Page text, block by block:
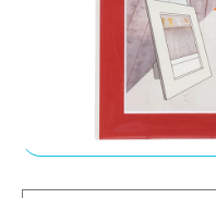
トは上部スリットから出し
でインテリアとしてもギフ
オン